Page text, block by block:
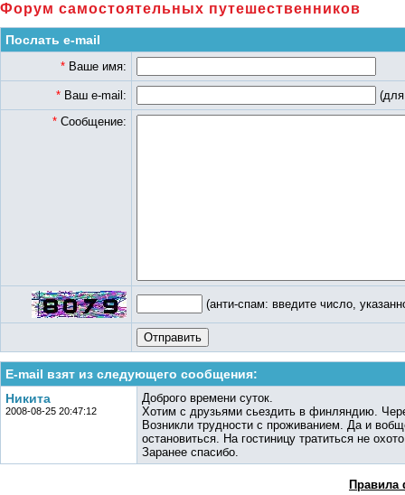
Форум самостоятельных путешественников
Послать e-mail
* Ваше имя:
* Ваш e-mail:
(для
* Сообщение:
(анти-спам: введите число,
E-mail взят из следующего сообщения:
Никита
2008-08-25 20:47:12
Доброго времени суток.
Хотим с друзьями сьездить в финляндию.
Возникли трудности с проживанием. Да и
остановиться. На гостиницу тратиться не
Заранее спасибо.
Правила